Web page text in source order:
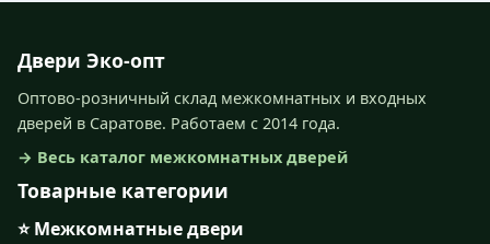
Двери Эко-опт
Оптово-розничный склад межкомнатных и входных
дверей в Саратове. Работаем с 2014 года.
→ Весь каталог межкомнатных дверей
Товарные категории
⭐ Межкомнатные двери